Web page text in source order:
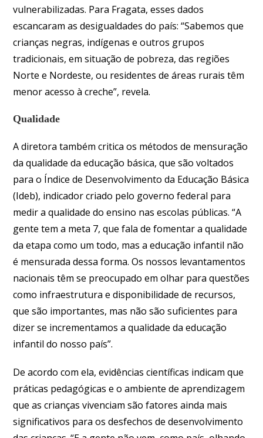
vulnerabilizadas. Para Fragata, esses dados
escancaram as desigualdades do país: “Sabemos que
crianças negras, indígenas e outros grupos
tradicionais, em situação de pobreza, das regiões
Norte e Nordeste, ou residentes de áreas rurais têm
menor acesso à creche”, revela.
Qualidade
A diretora também critica os métodos de mensuração
da qualidade da educação básica, que são voltados
para o Índice de Desenvolvimento da Educação Básica
(Ideb), indicador criado pelo governo federal para
medir a qualidade do ensino nas escolas públicas. “A
gente tem a meta 7, que fala de fomentar a qualidade
da etapa como um todo, mas a educação infantil não
é mensurada dessa forma. Os nossos levantamentos
nacionais têm se preocupado em olhar para questões
como infraestrutura e disponibilidade de recursos,
que são importantes, mas não são suficientes para
dizer se incrementamos a qualidade da educação
infantil do nosso país”.
De acordo com ela, evidências científicas indicam que
práticas pedagógicas e o ambiente de aprendizagem
que as crianças vivenciam são fatores ainda mais
significativos para os desfechos de desenvolvimento